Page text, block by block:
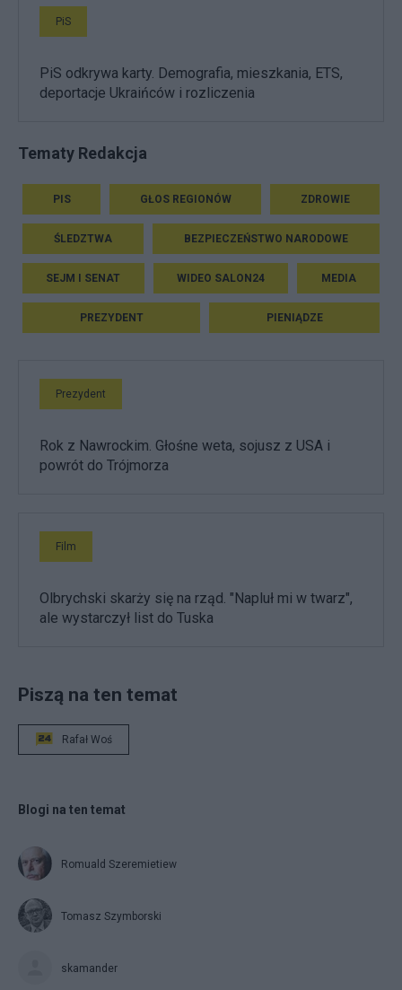
PiS
PiS odkrywa karty. Demografia, mieszkania, ETS,
deportacje Ukraińców i rozliczenia
Tematy Redakcja
PIS GŁOS REGIONÓW ZDROWIE
ŚLEDZTWA BEZPIECZEŃSTWO NARODOWE
SEJM I SENAT WIDEO SALON24 MEDIA
PREZYDENT PIENIĄDZE
Prezydent
Rok z Nawrockim. Głośne weta, sojusz z USA i
powrót do Trójmorza
Film
Olbrychski skarży się na rząd. "Napluł mi w twarz",
ale wystarczył list do Tuska
Piszą na ten temat
Rafał Woś
Blogi na ten temat
Romuald Szeremietiew
Tomasz Szymborski
skamander